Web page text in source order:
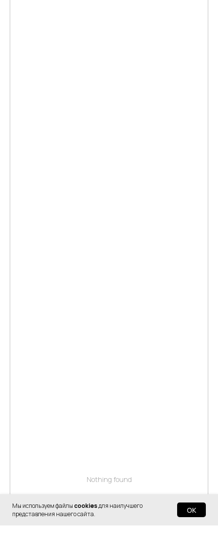
Мы используем файлы cookiesдля наилучшего
представления нашего сайта.
OK
Nothing found